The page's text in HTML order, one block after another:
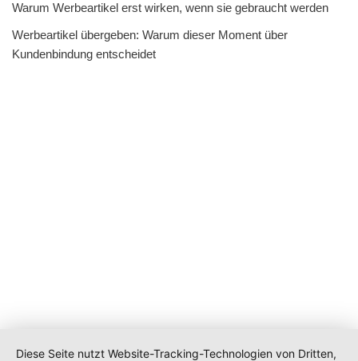
Warum Werbeartikel erst wirken, wenn sie gebraucht werden
Werbeartikel übergeben: Warum dieser Moment über
Kundenbindung entscheidet
Diese Seite nutzt Website-Tracking-Technologien von Dritten,